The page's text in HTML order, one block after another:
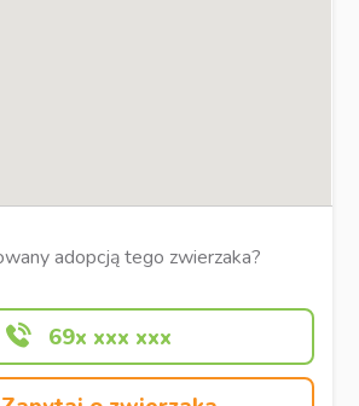
adopcją tego zwierzaka?
69x xxx xxx